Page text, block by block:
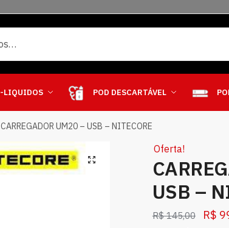
LIQUIDOS POD DESCARTÁVEL
CARREGADOR UM20 – USB – NITECORE
Oferta!
USB –
R$145,00 R$